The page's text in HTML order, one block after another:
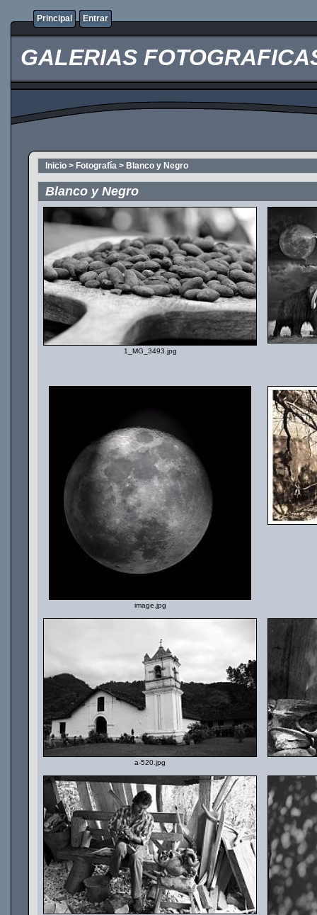
Principal Entrar
GALERIAS
Inicio > Fotografía > Blanco y Negro
Blanco y Negro
1_MG_3493.jpg
image.jpg
a-520.jpg